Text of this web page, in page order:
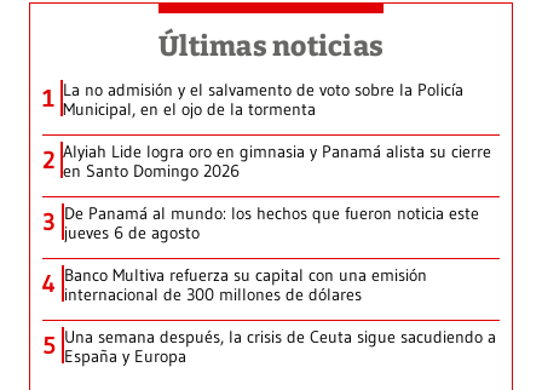
Últimas noticias
1 La no admisión y el salvamento de voto sobre la Policía
Municipal, en el ojo de la tormenta
2 Alyiah Lide logra oro en gimnasia y Panamá alista su cierre
en Santo Domingo 2026
3 De Panamá al mundo: los hechos que fueron noticia este
jueves 6 de agosto
4 Banco Multiva refuerza su capital con una emisión
internacional de 300 millones de dólares
5 Una semana después, la crisis de Ceuta sigue sacudiendo a
España y Europa